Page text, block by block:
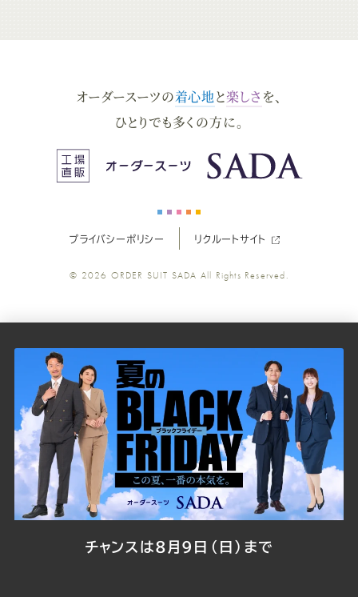
ー
ス
ツ
の
公
式
Youtube
ー
ス
ー
の
公
式
Facebook
ー
ス
ー
ツ
の
公
式
Twitter
ー
ス
ツ
の
公
式
ス
ツ
の
公
式
LINE
オーダースーツの着心地と楽しさ を、
ひとりでも多くの方に。
プライバシーポリシー リクルートサイト
© 2026 ORDER SUIT SADA All Rights Reserved.
チャンスは8月9日（日）まで